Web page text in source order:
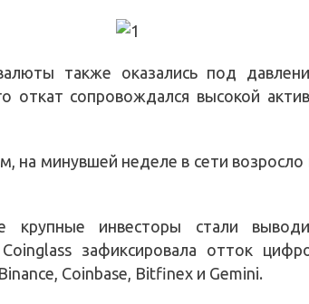
также оказались под
откат сопровождался высокой
на минувшей неделе в сети возросло
крупные инвесторы стали
зафиксировала отток
Coinbase, Bitfinex и Gemini.